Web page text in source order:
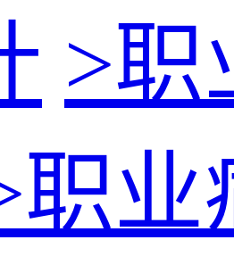
>职
职业